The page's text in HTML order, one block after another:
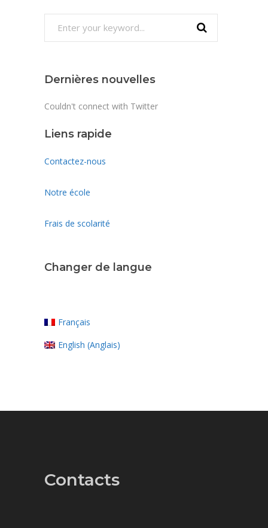
Dernières nouvelles
Couldn't connect with Twitter
Liens rapide
Contactez-nous
Notre école
Frais de scolarité
Changer de langue
Français
English (Anglais)
Contacts